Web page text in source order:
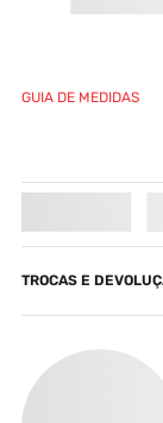
GUIA DE MEDIDAS
TROCAS E